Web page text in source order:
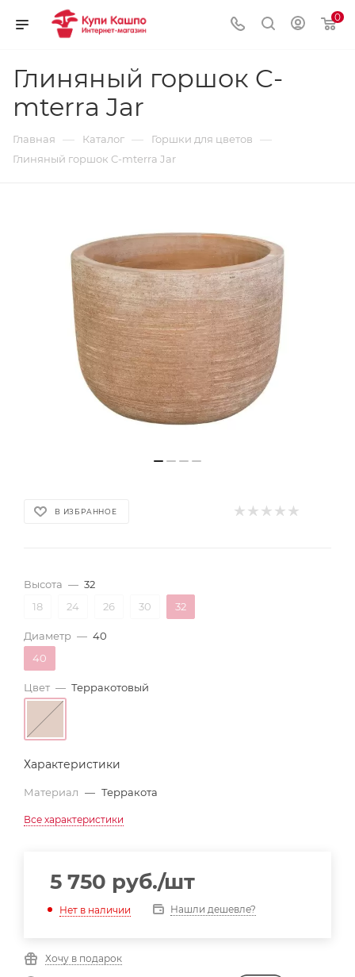
0
Глиняный горшок C-
mterra Jar
Главная — Каталог — Горшки для цветов —
Глиняный горшок C-mterra Jar
В ИЗБРАННОЕ
Высота — 32
18
24 26 30 32
Диаметр — 40
40
Цвет — Терракотовый
Характеристики
Материал — Терракота
Все характеристики
5 750 руб./шт
Нет в наличии Нашли дешевле?
Хочу в подарок